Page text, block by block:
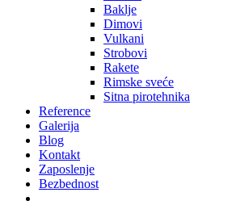
Baklje
Dimovi
Vulkani
Strobovi
Rakete
Rimske sveće
Sitna pirotehnika
Reference
Galerija
Blog
Kontakt
Zaposlenje
Bezbednost